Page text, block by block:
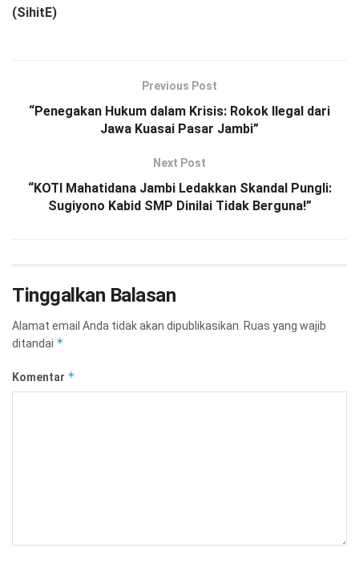
(SihitE)
Previous Post
“Penegakan Hukum dalam Krisis: Rokok Ilegal dari
Jawa Kuasai Pasar Jambi”
Next Post
“KOTI Mahatidana Jambi Ledakkan Skandal Pungli:
Sugiyono Kabid SMP Dinilai Tidak Berguna!”
Tinggalkan Balasan
Alamat email Anda tidak akan dipublikasikan. Ruas yang wajib
ditandai *
Komentar *